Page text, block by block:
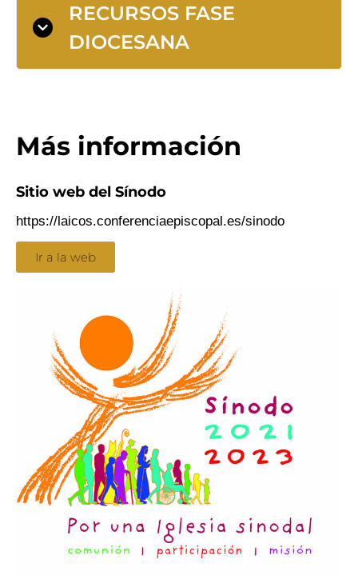
RECURSOS FASE
DIOCESANA
Más información
Sitio web del Sínodo
https://laicos.conferenciaepiscopal.es/sinodo
Ir a la web